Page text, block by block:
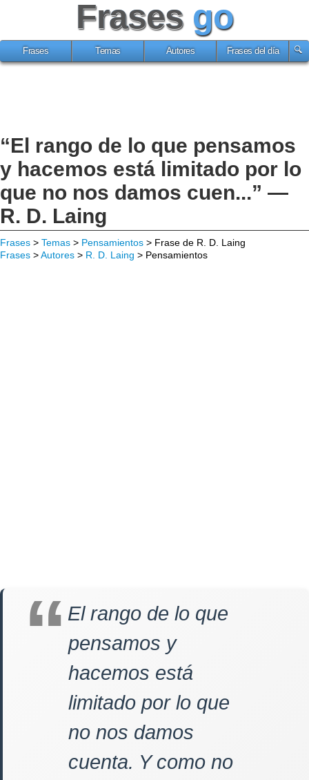
Frases go
Frases Temas Autores Frases del día
“El rango de lo que pensamos
y hacemos está limitado por lo
que no nos damos cuen...” —
R. D. Laing
Frases > Temas > Pensamientos > Frase de R. D. Laing
Frases >Autores > R. D. Laing > Pensamientos
El rango de lo que
pensamos y
hacemos está
limitado por lo que
no nos damos
cuenta. Y como no